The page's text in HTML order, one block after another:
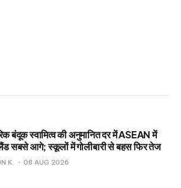
बंदूक स्वामित्व की अनुमानित दर में ASEAN में
सबसे आगे; स्कूलों में गोलीबारी से बहस फिर तेज
K. 08 AUG 2026